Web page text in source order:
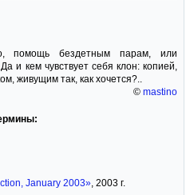
помощь бездетным парам, или
и кем чувствует себя клон: копией,
живущим так, как хочется?..
© mastino
January 2003», 2003 г.